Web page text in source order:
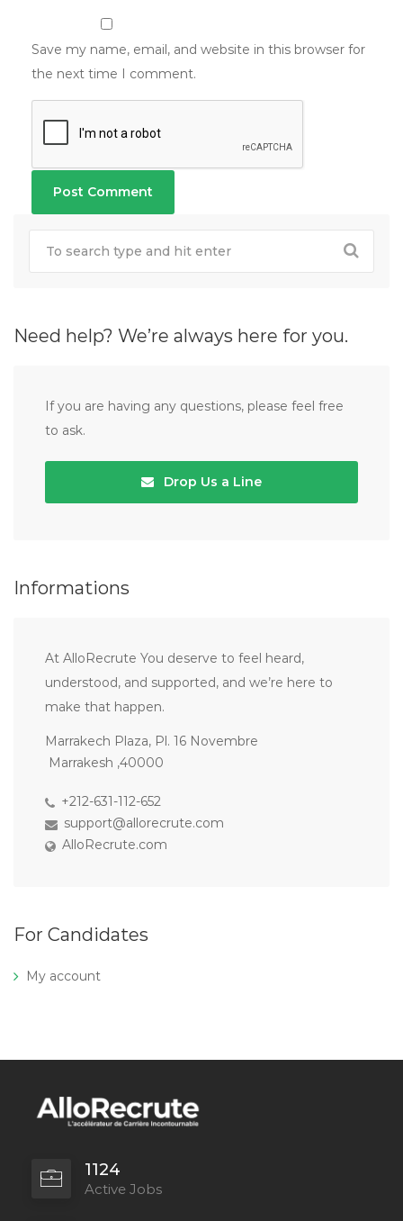
Save my name, email, and website in this browser for
the next time I comment.
Need help? We’re always here for you.
If you are having any questions, please feel free
to ask.
Drop Us a Line
Informations
At AlloRecrute You deserve to feel heard,
understood, and supported, and we’re here to
make that happen.
Marrakech Plaza, Pl. 16 Novembre
Marrakesh ,40000
+212-631-112-652
support@allorecrute.com
AlloRecrute.com
For Candidates
My account
1124
Active Jobs